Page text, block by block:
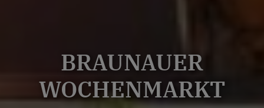
BRAUNAUER
WOCHENMARKT